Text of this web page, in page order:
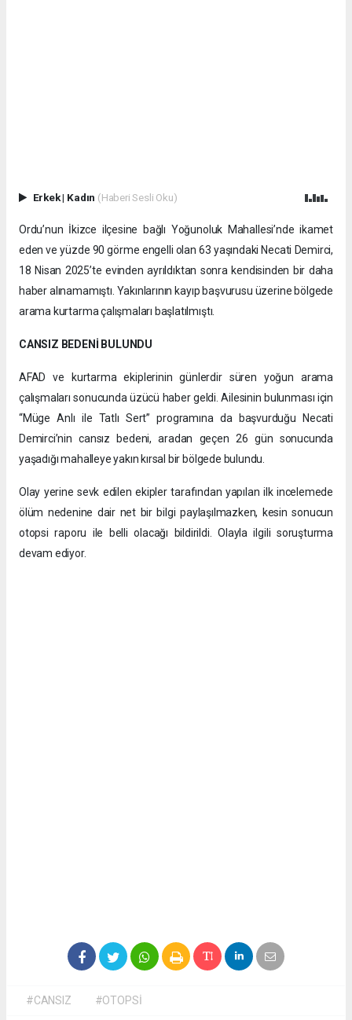
Erkek| Kadın (Haberi Sesli Oku)
Ordu’nun İkizce ilçesine bağlı Yoğunoluk Mahallesi’nde ikamet
eden ve yüzde 90 görme engelli olan 63 yaşındaki Necati Demirci,
18 Nisan 2025’te evinden ayrıldıktan sonra kendisinden bir daha
haber alınamamıştı. Yakınlarının kayıp başvurusu üzerine bölgede
arama kurtarma çalışmaları başlatılmıştı.
CANSIZ BEDENİ BULUNDU
AFAD ve kurtarma ekiplerinin günlerdir süren yoğun arama
çalışmaları sonucunda üzücü haber geldi. Ailesinin bulunması için
“Müge Anlı ile Tatlı Sert” programına da başvurduğu Necati
Demirci’nin cansız bedeni, aradan geçen 26 gün sonucunda
yaşadığı mahalleye yakın kırsal bir bölgede bulundu.
Olay yerine sevk edilen ekipler tarafından yapılan ilk incelemede
ölüm nedenine dair net bir bilgi paylaşılmazken, kesin sonucun
otopsi raporu ile belli olacağı bildirildi. Olayla ilgili soruşturma
devam ediyor.
#CANSIZ #OTOPSİ